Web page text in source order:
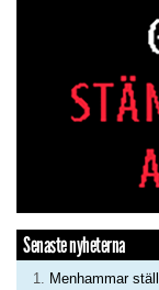
Senaste nyheterna
Menhammar